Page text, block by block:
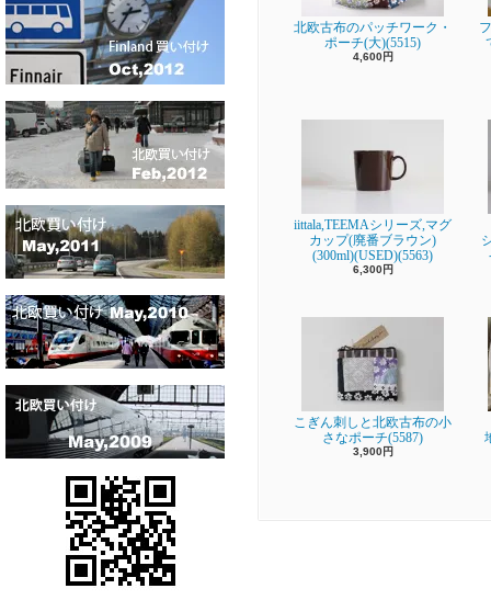
北欧古布のパッチワーク・
ポーチ(大)(5515)
4,600円
iittala,TEEMAシリーズ,マグ
カップ(廃番ブラウン)
(300ml)(USED)(5563)
6,300円
こぎん刺しと北欧古布の小
さなポーチ(5587)
3,900円